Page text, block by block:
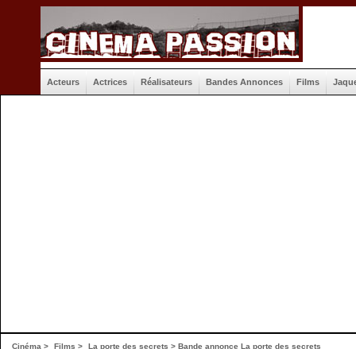
Acteurs Actrices Réalisateurs Bandes Annonces Films
Cinéma > Films > La porte des secrets > Bande annonce La porte des secrets